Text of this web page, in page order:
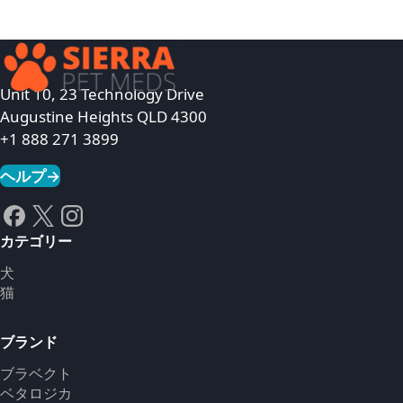
Unit 10, 23 Technology Drive
Augustine Heights QLD 4300
+1 888 271 3899
ヘルプ→
カテゴリー
犬
猫
ブランド
ブラベクト
ベタロジカ